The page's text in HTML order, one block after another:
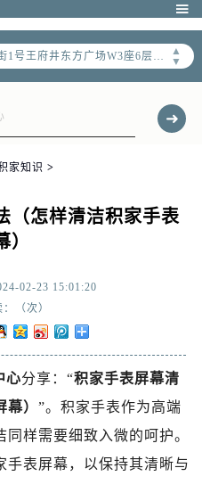

▲
▼
北京市朝阳区建国门外大街甲6号华熙国际中心D座11层1102室售后服务中心（需提前预约）
北京市东城区东长安街1号王府井东方广场W3座6层602室售后服务中心（需提前预约）
家知识 >
（怎样清洁积家手表
）
02-23 15:01:20
：（次）
心分享：“积家手表屏幕清
） ”。积家手表作为高端
样需要细致入微的呵护。
手表屏幕，以保持其清晰与